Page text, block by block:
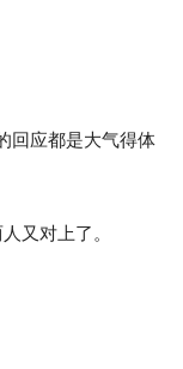
回应都是大气得体
又对上了。